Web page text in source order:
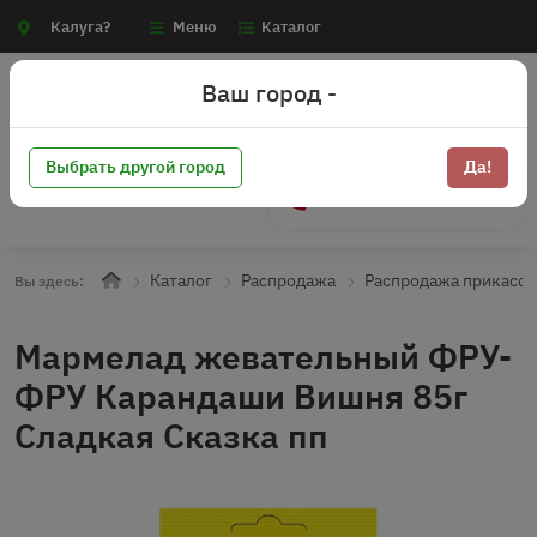
Калуга? Меню Каталог
Вы здесь: Каталог Распродажа Распродажа прикасса
Мармелад жевательный ФРУ-
ФРУ Карандаши Вишня 85г
Сладкая Сказка пп
Ваш город -
Выбрать другой город Да!